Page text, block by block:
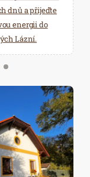
Obecně se
ale též s kuřecím
známé pro své
mořské plody
chutí se hodí k
se zeleninou či
s dezerty.
v
ovocnými saláty
v tomto případě
dnů a přijeďte
energii do
Lázní.
klidu a pohody.
saun a různé